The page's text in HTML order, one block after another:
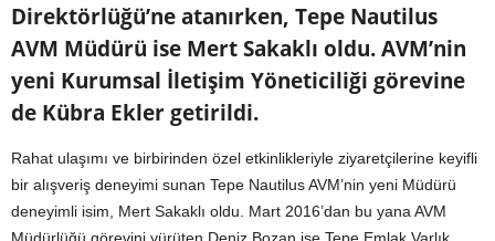
Direktörlüğü’ne atanırken, Tepe Nautilus
AVM Müdürü ise Mert Sakaklı oldu. AVM’nin
yeni Kurumsal İletişim Yöneticiliği görevine
de Kübra Ekler getirildi.
Rahat ulaşımı ve birbirinden özel etkinlikleriyle ziyaretçilerine keyifli
bir alışveriş deneyimi sunan Tepe Nautilus AVM’nin yeni Müdürü
deneyimli isim, Mert Sakaklı oldu. Mart 2016’dan bu yana AVM